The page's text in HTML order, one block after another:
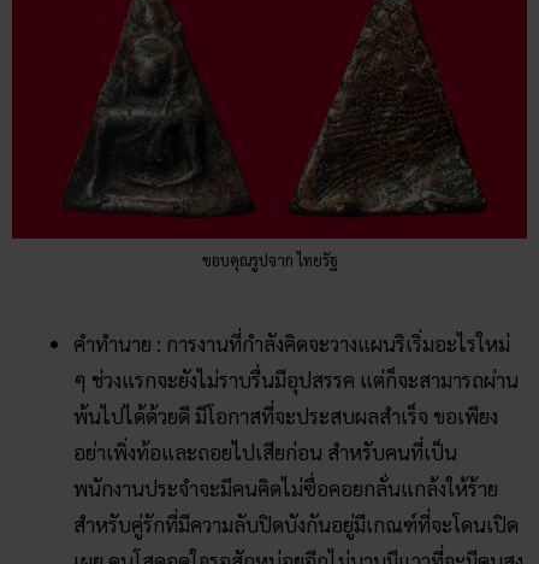
ขอบคุณรูปจาก ไทยรัฐ
คำทำนาย : การงานที่กำลังคิดจะวางแผนริเริ่มอะไรใหม่
ๆ ช่วงแรกจะยังไม่ราบรื่นมีอุปสรรค แต่ก็จะสามารถผ่าน
พ้นไปได้ด้วยดี มีโอกาสที่จะประสบผลสำเร็จ ขอเพียง
อย่าเพิ่งท้อและถอยไปเสียก่อน สำหรับคนที่เป็น
พนักงานประจำจะมีคนคิดไม่ซื่อคอยกลั่นแกล้งให้ร้าย
สำหรับคู่รักที่มีความลับปิดบังกันอยู่มีเกณฑ์ที่จะโดนเปิด